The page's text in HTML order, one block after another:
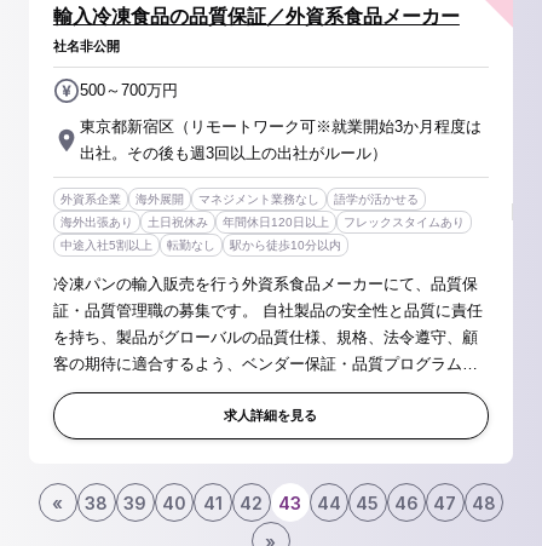
輸入冷凍食品の品質保証／外資系食品メーカー
社名非公開
東京都新宿区（リモートワーク可※就業開始3か月程度は
出社。その後も週3回以上の出社がルール）
500～700万円
外資系企業 海外展開 マネジメント業務なし
語学が活かせる
海外出張あり
土日祝休み 年間休日120日以上
フレックスタイムあり
中途入社5割以上
転勤なし 駅から徒歩10分以内
冷凍パンの輸入販売を行う外資系食品メーカーにて、品質保
証・品質管理職の募集です。 自社製品の安全性と品質に責任
を持ち、製品がグローバルの品質仕様、規格、法令遵守、顧
客の期待に適合するよう、ベンダー保証・品質プログラムの
開発、計画、指導等上流工程等にも携わっていただきます。
【具体的には】 ・顧...
求人詳細を見る
« 38 39 40 41 42 43 44 45 46 47
48
»